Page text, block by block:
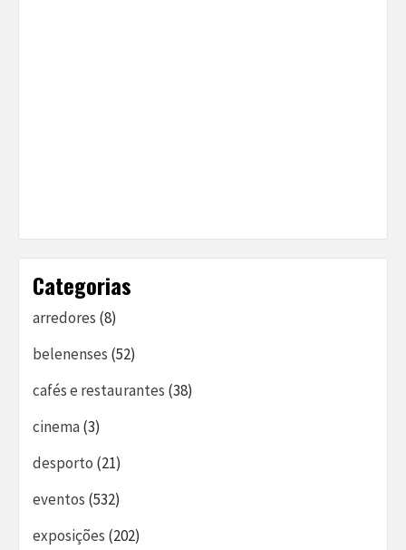
Categorias
arredores (8)
belenenses (52)
cafés e restaurantes (38)
cinema(3)
desporto (21)
eventos (532)
exposições (202)